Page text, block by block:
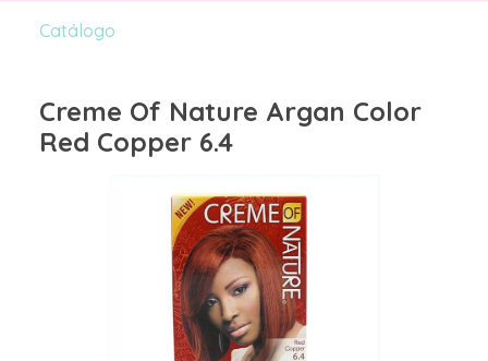
Catálogo
Creme Of Nature Argan Color
Red Copper 6.4